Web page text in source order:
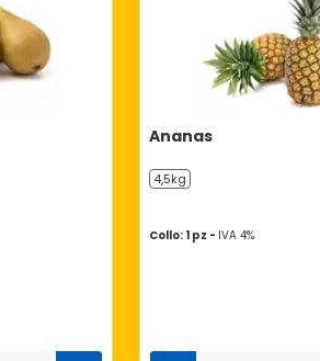
Ananas
4,5kg
Collo: 1 pz - IVA 4%